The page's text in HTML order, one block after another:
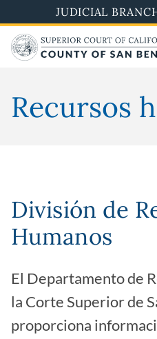
to
main
content
JUDICIAL
Recursos
División de
Humanos
El Departamento de
la Corte Superior de
proporciona